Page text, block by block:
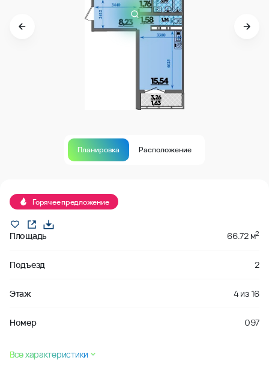
Планировка Расположение
Горячее предложение
Площадь 66.72 м2
Подъезд 2
Этаж 4 из16
Номер 097
Все характеристики